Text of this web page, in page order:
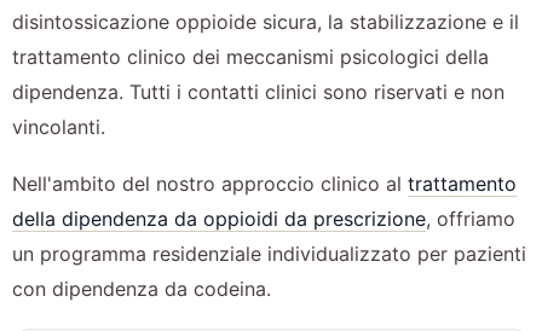
disintossicazione oppioide sicura, la stabilizzazione e il
trattamento clinico dei meccanismi psicologici della
dipendenza. Tutti i contatti clinici sono riservati e non
vincolanti.
Nell'ambito del nostro approccio clinico al trattamento
della dipendenza da oppioidi da prescrizione, offriamo
un programma residenziale individualizzato per pazienti
con dipendenza da codeina.